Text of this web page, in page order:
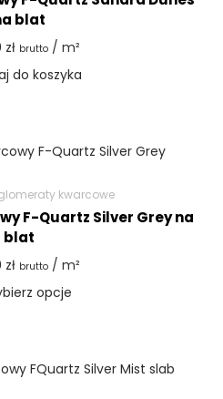
blat
zł brutto/ m²
do koszyka
kwarcowe
F-Quartz Silver Grey na
blat
zł brutto/ m²
opcje